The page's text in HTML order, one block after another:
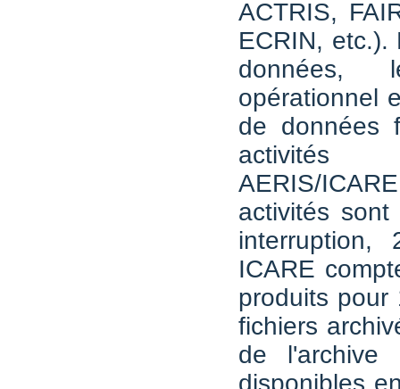
ACTRIS,
ECRIN, etc.).
données,
opérationnel
de données
activités
AERIS/
activités
interruption,
ICARE
produits pour
fichiers
de
disponibles